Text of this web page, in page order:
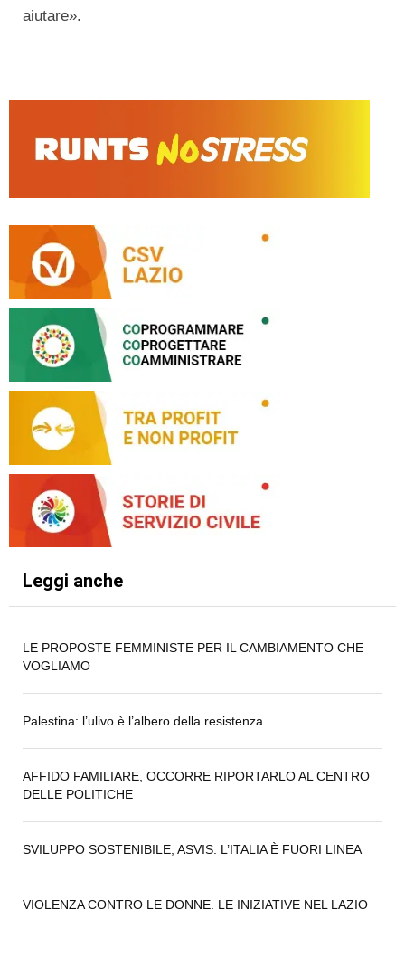
aiutare».
Leggi anche
LE PROPOSTE FEMMINISTE PER IL CAMBIAMENTO CHE
VOGLIAMO
Palestina: l’ulivo è l’albero della resistenza
AFFIDO FAMILIARE, OCCORRE RIPORTARLO AL CENTRO
DELLE POLITICHE
SVILUPPO SOSTENIBILE, ASVIS: L’ITALIA È FUORI LINEA
VIOLENZA CONTRO LE DONNE. LE INIZIATIVE NEL LAZIO